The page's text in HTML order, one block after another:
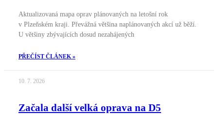
Aktualizovaná mapa oprav plánovaných na letošní rok
v Plzeňském kraji. Převážná většina naplánovaných akcí už běží.
U většiny zbývajících dosud nezahájených
PŘEČÍST ČLÁNEK »
10. 7. 2026
Začala další velká oprava na D5